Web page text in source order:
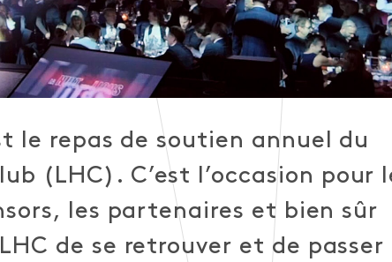
le repas de soutien annuel du
(LHC). C’est l’occasion pour
les partenaires et bien sûr
de se retrouver et de passer